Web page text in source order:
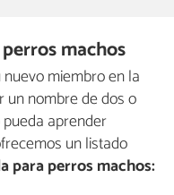
machos
miembro en la
un nombre de dos o
aprender
un listado
para perros machos: